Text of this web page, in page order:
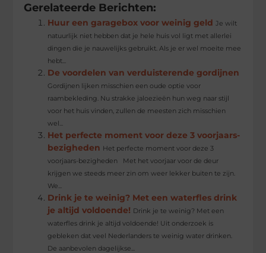
Gerelateerde Berichten:
Huur een garagebox voor weinig geld Je wilt
natuurlijk niet hebben dat je hele huis vol ligt met allerlei
dingen die je nauwelijks gebruikt. Als je er wel moeite mee
hebt...
De voordelen van verduisterende gordijnen
Gordijnen lijken misschien een oude optie voor
raambekleding. Nu strakke jaloezieën hun weg naar stijl
voor het huis vinden, zullen de meesten zich misschien
wel...
Het perfecte moment voor deze 3 voorjaars-
bezigheden Het perfecte moment voor deze 3
voorjaars-bezigheden Met het voorjaar voor de deur
krijgen we steeds meer zin om weer lekker buiten te zijn.
We...
Drink je te weinig? Met een waterfles drink
je altijd voldoende! Drink je te weinig? Met een
waterfles drink je altijd voldoende! Uit onderzoek is
gebleken dat veel Nederlanders te weinig water drinken.
De aanbevolen dagelijkse...